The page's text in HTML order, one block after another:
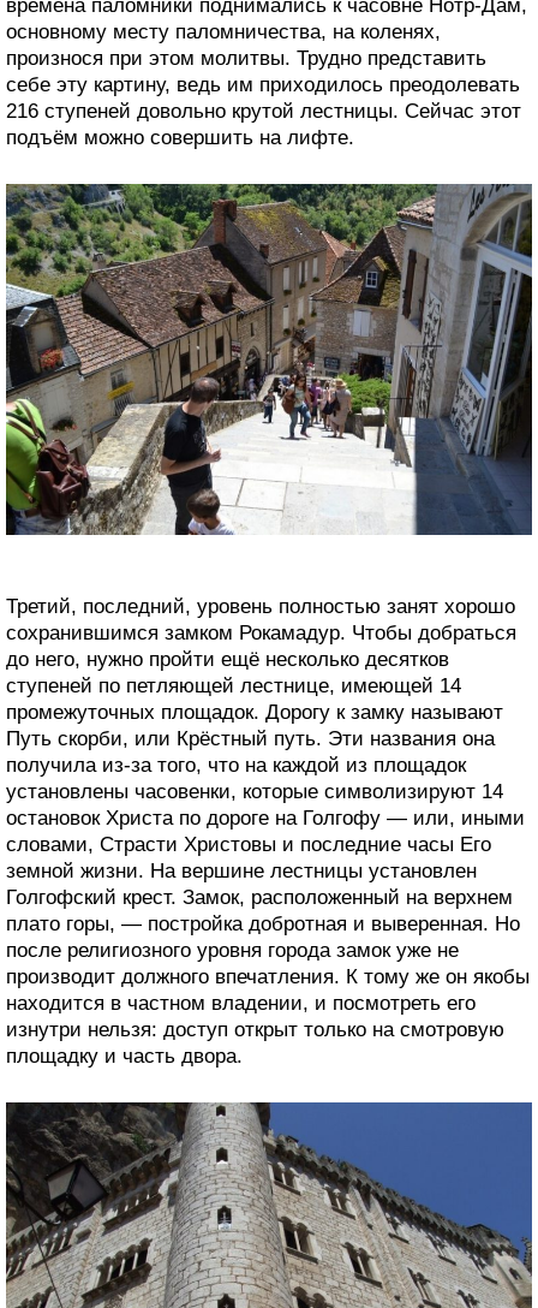
времена паломники поднимались к часовне Нотр-Дам,
основному месту паломничества, на коленях,
произнося при этом молитвы. Трудно представить
себе эту картину, ведь им приходилось преодолевать
216 ступеней довольно крутой лестницы. Сейчас этот
подъём можно совершить на лифте.
Третий, последний, уровень полностью занят хорошо
сохранившимся замком Рокамадур. Чтобы добраться
до него, нужно пройти ещё несколько десятков
ступеней по петляющей лестнице, имеющей 14
промежуточных площадок. Дорогу к замку называют
Путь скорби, или Крёстный путь. Эти названия она
получила из-за того, что на каждой из площадок
установлены часовенки, которые символизируют 14
остановок Христа по дороге на Голгофу — или, иными
словами, Страсти Христовы и последние часы Его
земной жизни. На вершине лестницы установлен
Голгофский крест. Замок, расположенный на верхнем
плато горы, — постройка добротная и выверенная. Но
после религиозного уровня города замок уже не
производит должного впечатления. К тому же он якобы
находится в частном владении, и посмотреть его
изнутри нельзя: доступ открыт только на смотровую
площадку и часть двора.